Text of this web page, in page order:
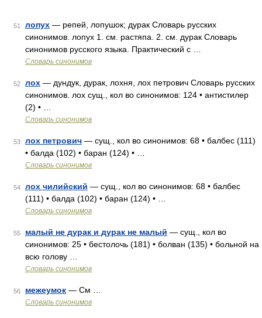
51 лопух — репей, лопушок; дурак Словарь русских
синонимов. лопух 1. см. растяпа. 2. см. дурак Словарь
синонимов русского языка. Практический с …
Словарь синонимов
52 лох — дундук, дурак, лохня, лох петрович Словарь русских
синонимов. лох сущ., кол во синонимов: 124 • антистилер
(2) • …
Словарь синонимов
53 лох петрович — сущ., кол во синонимов: 68 • балбес (111)
• балда (102) • баран (124) • …
Словарь синонимов
54 лох чилийский — сущ., кол во синонимов: 68 • балбес
(111) • балда (102) • баран (124) • …
Словарь синонимов
55 малый не дурак и дурак не малый — сущ., кол во
синонимов: 25 • бестолочь (181) • болван (135) • больной на
всю голову …
Словарь синонимов
56 межеумок — См …
Словарь синонимов